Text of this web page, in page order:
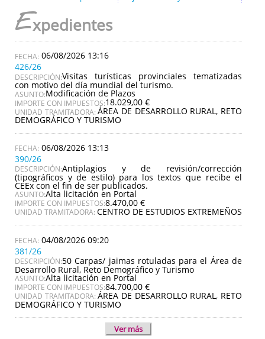
Expedientes
06/08/2026 13:16
426/26
DESCRIPCIÓN:Visitas turísticas provinciales tematizadas
con motivo del día mundial del turismo.
ASUNTO:Modificación de Plazos
IMPORTE CON IMPUESTOS:18.029,00 €
UNIDAD TRAMITADORA:ÁREA DE DESARROLLO RURAL, RETO
DEMOGRÁFICO Y TURISMO
06/08/2026 13:13
390/26
DESCRIPCIÓN:Antiplagios y de revisión/corrección
(tipográficos y de estilo) para los textos que recibe el
CEEx con el fin de ser publicados.
ASUNTO:Alta licitación en Portal
IMPORTE CON IMPUESTOS:8.470,00 €
UNIDAD TRAMITADORA: CENTRO DE ESTUDIOS EXTREMEÑOS
04/08/2026 09:20
381/26
DESCRIPCIÓN:50 Carpas/ jaimas rotuladas para el Área de
Desarrollo Rural, Reto Demográfico y Turismo
ASUNTO:Alta licitación en Portal
IMPORTE CON IMPUESTOS:84.700,00 €
UNIDAD TRAMITADORA:ÁREA DE DESARROLLO RURAL, RETO
DEMOGRÁFICO Y TURISMO
Ver más